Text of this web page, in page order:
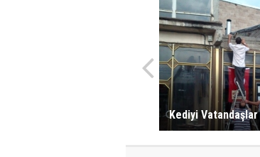
Kediyi Vatandaşlar